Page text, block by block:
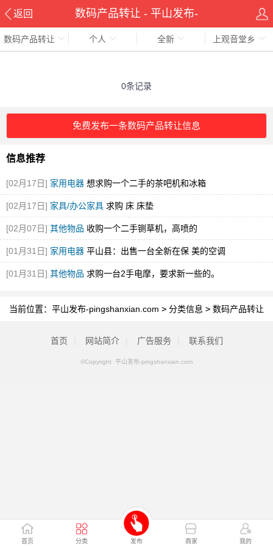
返回 数码产品转让 - 平山发布-
pingshanxian.com
首页 分类 发布 商家 我的
数码产品转让 个人 全新 上观音堂乡
0条记录
免费发布一条数码产品转让信息
信息推荐
[02月17日] 家用电器 想求购一个二手的茶吧机和冰箱
[02月17日] 家具/办公家具 求购 床 床垫
[02月07日] 其他物品 收购一个二手铡草机，高喷的
[01月31日] 家用电器 平山县：出售一台全新在保 美的空调
[01月31日] 其他物品 求购一台2手电摩，要求新一些的。
当前位置： 平山发布-pingshanxian.com > 分类信息 > 数码产品转让
首页 网站简介 广告服务 联系我们
©Copyright 平山发布-pingshanxian.com